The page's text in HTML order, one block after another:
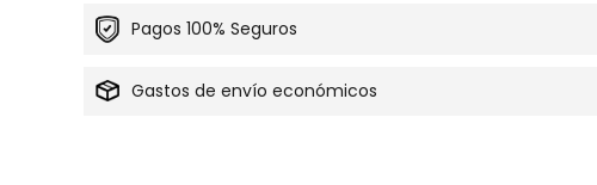
Pagos 100% Seguros
Gastos de envío económicos